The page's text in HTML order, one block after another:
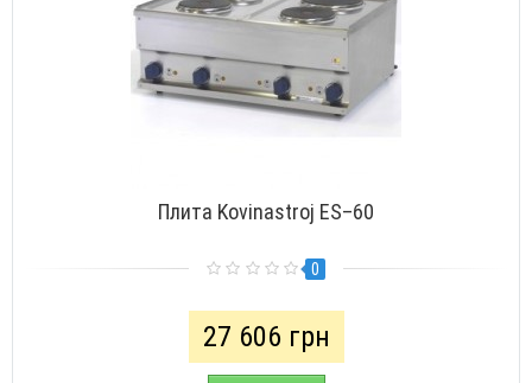
Плита Kovinastroj ES–60
0
27 606 грн